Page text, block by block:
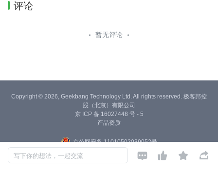
评论
暂无评论
写下你的想法，一起交流    
Copyright © 2026, Geekbang Technology Ltd. All rights reserved. 极客邦控
股（北京）有限公司
京 ICP 备 16027448 号 - 5
产品资质
京公网安备 11010502039052号